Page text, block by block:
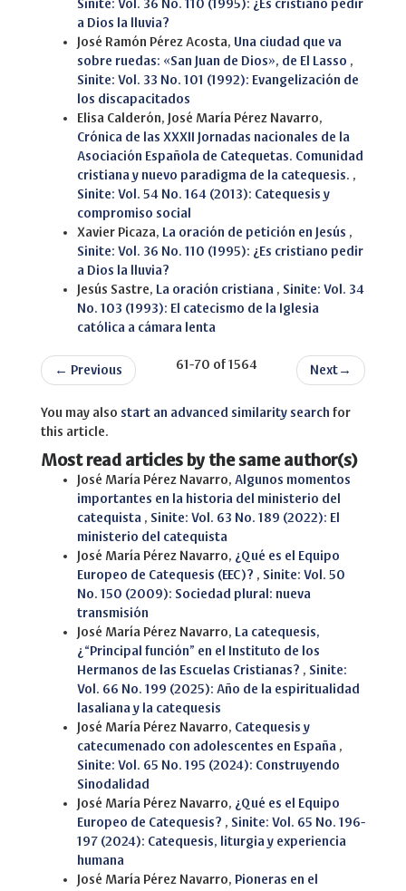
Sinite: Vol. 36 No. 110 (1995): ¿Es cristiano pedir
a Dios la lluvia?
José Ramón Pérez Acosta, Una ciudad que va
sobre ruedas: «San Juan de Dios», de El Lasso ,
Sinite: Vol. 33 No. 101 (1992): Evangelización de
los discapacitados
Elisa Calderón, José María Pérez Navarro,
Crónica de las XXXII Jornadas nacionales de la
Asociación Española de Catequetas. Comunidad
cristiana y nuevo paradigma de la catequesis. ,
Sinite: Vol. 54 No. 164 (2013): Catequesis y
compromiso social
Xavier Picaza,
La oración de petición en Jesús ,
Sinite: Vol. 36 No. 110 (1995): ¿Es cristiano pedir
a Dios la lluvia?
Jesús Sastre,
La oración cristiana , Sinite: Vol. 34
No. 103 (1993): El catecismo de la Iglesia
católica a cámara lenta
← Previous 61-70 of 1564 Next →
You may also start an advanced similarity search for
this article.
Most read articles by the same author(s)
José María Pérez Navarro, Algunos momentos
importantes en la historia del ministerio del
catequista , Sinite: Vol. 63 No. 189 (2022): El
ministerio del catequista
José María Pérez Navarro, ¿Qué es el Equipo
Europeo de Catequesis (EEC)? , Sinite: Vol. 50
No. 150 (2009): Sociedad plural: nueva
transmisión
José María Pérez Navarro,
La catequesis,
¿“Principal función” en el Instituto de los
Hermanos de las Escuelas Cristianas? , Sinite:
Vol. 66 No. 199 (2025): Año de la espiritualidad
lasaliana y la catequesis
José María Pérez Navarro, Catequesis y
catecumenado con adolescentes en España ,
Sinite: Vol. 65 No. 195 (2024): Construyendo
Sinodalidad
José María Pérez Navarro, ¿Qué es el Equipo
Europeo de Catequesis? , Sinite: Vol. 65 No. 196-
197 (2024): Catequesis, liturgia y experiencia
humana
José María Pérez Navarro, Pioneras en el